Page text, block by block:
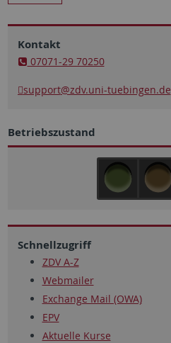
Kontakt
07071-29 70250
support@zdv.uni-tuebingen.de
Betriebszustand
Schnellzugriff
ZDV A-Z
Webmailer
Exchange Mail (OWA)
EPV
Aktuelle Kurse